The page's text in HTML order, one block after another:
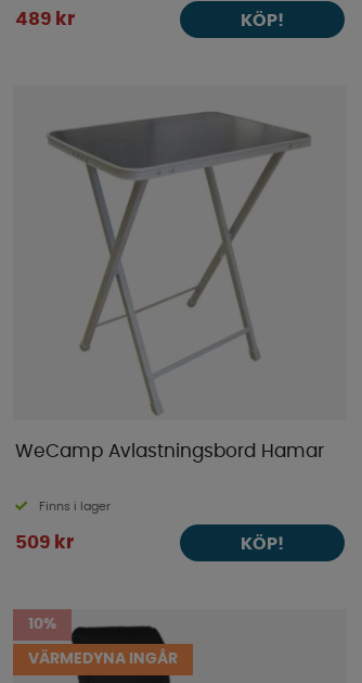
489 kr KÖP!
WeCamp Avlastningsbord Hamar
Finns i lager
509 kr KÖP!
10%
VÄRMEDYNA INGÅR